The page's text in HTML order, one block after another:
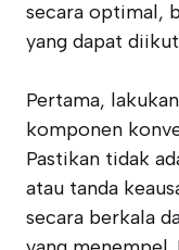
secara optimal,
yang dapat
Pertama,
komponen
Pastikan tidak
atau tanda
secara berkala